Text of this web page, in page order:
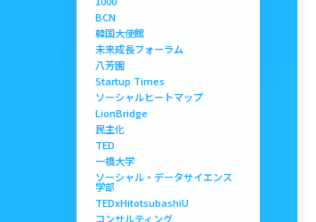
BCN
韓国大使館
未来成長フォーラム
八芳園
Startup Times
ソーシャルヒートマップ
LionBridge
民主化
TED
一橋大学
ソーシャル・データサイエンス
学部
TEDxHitotsubashiU
コンサルティング